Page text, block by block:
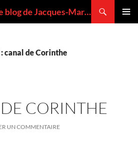
VOLCANMANIA : le blog de Jacques-Marie BARDINTZEFF, volcanologue
canal de Corinthe
CORINTHE
UN COMMENTAIRE